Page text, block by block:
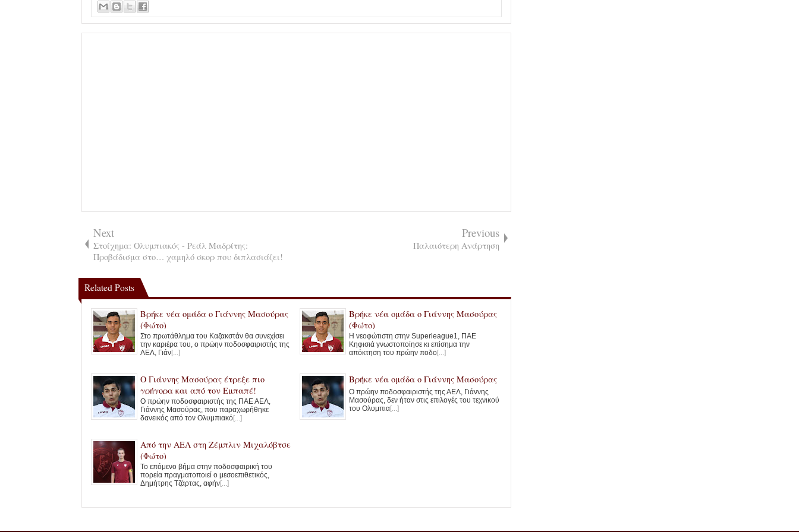
Next
Στοίχημα: Ολυμπιακός - Ρεάλ Μαδρίτης:
Προβάδισμα στο… χαμηλό σκορ που διπλασιάζει!
Previous
Παλαιότερη Ανάρτηση
Related Posts
Βρήκε νέα ομάδα ο Γιάννης Μασούρας
(Φώτο)
Στο πρωτάθλημα του Καζακστάν θα συνεχίσει
την καριέρα του, ο πρώην ποδοσφαιριστής της
ΑΕΛ, Γιάν[...]
Βρήκε νέα ομάδα ο Γιάννης Μασούρας
(Φώτο)
Η νεοφώτιστη στην Superleague1, ΠΑΕ
Κηφισιά γνωστοποίησε κι επίσημα την
απόκτηση του πρώην ποδο[...]
Ο Γιάννης Μασούρας έτρεξε πιο
γρήγορα και από τον Εμπαπέ!
Ο πρώην ποδοσφαιριστής της ΠΑΕ ΑΕΛ,
Γιάννης Μασούρας, που παραχωρήθηκε
δανεικός από τον Ολυμπιακό[...]
Βρήκε νέα ομάδα ο Γιάννης Μασούρας
Ο πρώην ποδοσφαιριστής της ΑΕΛ, Γιάννης
Μασούρας, δεν ήταν στις επιλογές του τεχνικού
του Ολυμπια[...]
Από την ΑΕΛ στη Ζέμπλιν Μιχαλόβτσε
(Φώτο)
Το επόμενο βήμα στην ποδοσφαιρική του
πορεία πραγματοποιεί ο μεσοεπιθετικός,
Δημήτρης Τζάρτας, αφήν[...]